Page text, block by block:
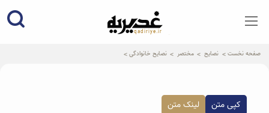
qadiriye.ir
نشریه ی غدیریه-بیانات استاد
صفحه نخست نصایح مختصر نصایح خانوادگی
کپی متن لینک متن